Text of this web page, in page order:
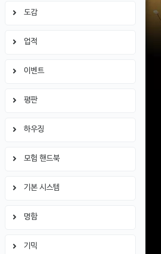
도감
업적
이벤트
평판
하우징
모험 핸드북
기본 시스템
명함
기믹